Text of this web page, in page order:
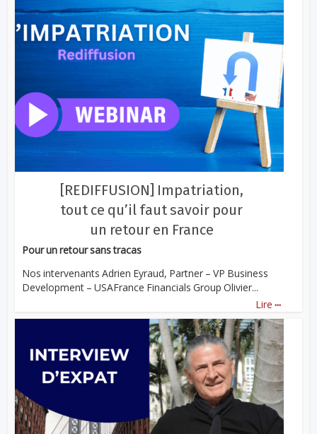
[REDIFFUSION] Impatriation,
tout ce qu’il faut savoir pour
un retour en France
Pour un retour sans tracas
Nos intervenants Adrien Eyraud, Partner – VP Business
Development – USAFrance Financials Group Olivier...
Lire ...